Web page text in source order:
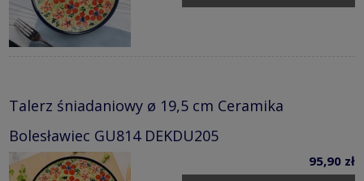
Talerz śniadaniowy ø 19,5 cm Ceramika
Bolesławiec GU814 DEKDU205
95,90 zł